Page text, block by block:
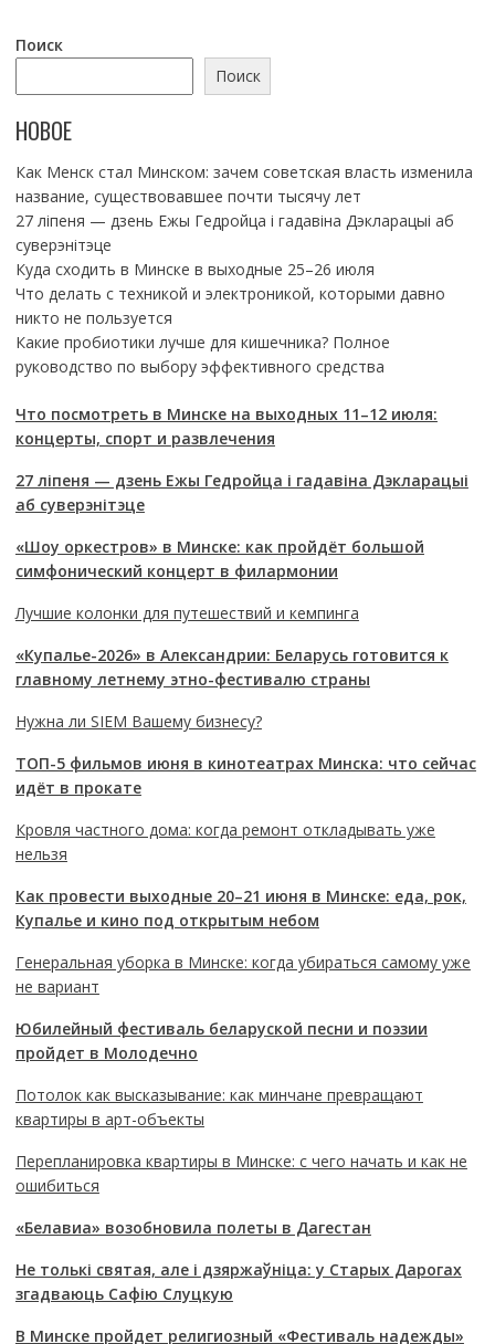
Поиск
Поиск
НОВОЕ
Как Менск стал Минском: зачем советская власть изменила
название, существовавшее почти тысячу лет
27 ліпеня — дзень Ежы Гедройца і гадавіна Дэкларацыі аб
суверэнітэце
Куда сходить в Минске в выходные 25–26 июля
Что делать с техникой и электроникой, которыми давно
никто не пользуется
Какие пробиотики лучше для кишечника? Полное
руководство по выбору эффективного средства
Что посмотреть в Минске на выходных 11–12 июля:
концерты, спорт и развлечения
27 ліпеня — дзень Ежы Гедройца і гадавіна Дэкларацыі
аб суверэнітэце
«Шоу оркестров» в Минске: как пройдёт большой
симфонический концерт в филармонии
Лучшие колонки для путешествий и кемпинга
«Купалье-2026» в Александрии: Беларусь готовится к
главному летнему этно-фестивалю страны
Нужна ли SIEM Вашему бизнесу?
ТОП-5 фильмов июня в кинотеатрах Минска: что сейчас
идёт в прокате
Кровля частного дома: когда ремонт откладывать уже
нельзя
Как провести выходные 20–21 июня в Минске: еда, рок,
Купалье и кино под открытым небом
Генеральная уборка в Минске: когда убираться самому уже
не вариант
Юбилейный фестиваль беларуской песни и поэзии
пройдет в Молодечно
Потолок как высказывание: как минчане превращают
квартиры в арт-объекты
Перепланировка квартиры в Минске: с чего начать и как не
ошибиться
«Белавиа» возобновила полеты в Дагестан
Не толькі святая, але і дзяржаўніца: у Старых Дарогах
згадваюць Сафію Слуцкую
В Минске пройдет религиозный «Фестиваль надежды»